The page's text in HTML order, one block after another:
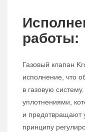
работы:
Газовый клапан
исполнение, что
в газовую
уплотнениями,
и предотвращают
принципу